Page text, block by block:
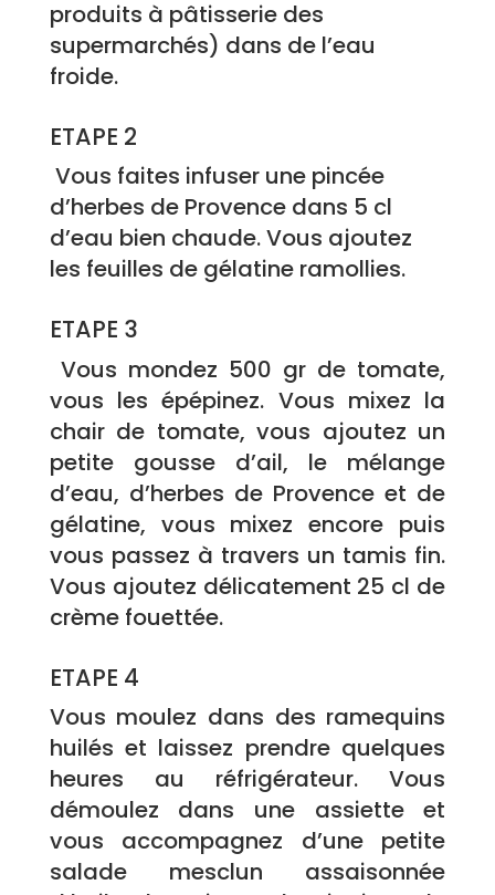
produits à pâtisserie des
supermarchés) dans de l’eau
froide.
ETAPE 2
Vous faites infuser une pincée
d’herbes de Provence dans 5 cl
d’eau bien chaude. Vous ajoutez
les feuilles de gélatine ramollies.
ETAPE 3
Vous mondez 500 gr de tomate,
vous les épépinez. Vous mixez la
chair de tomate, vous ajoutez un
petite gousse d’ail, le mélange
d’eau, d’herbes de Provence et de
gélatine, vous mixez encore puis
vous passez à travers un tamis fin.
Vous ajoutez délicatement 25 cl de
crème fouettée.
ETAPE 4
Vous moulez dans des ramequins
huilés et laissez prendre quelques
heures au réfrigérateur. Vous
démoulez dans une assiette et
vous accompagnez d’une petite
salade mesclun assaisonnée